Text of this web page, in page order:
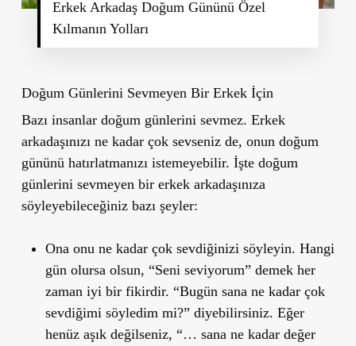
Erkek Arkadaş Doğum Gününü Özel
Kılmanın Yolları
Doğum Günlerini Sevmeyen Bir Erkek İçin
Bazı insanlar doğum günlerini sevmez. Erkek
arkadaşınızı ne kadar çok sevseniz de, onun doğum
gününü hatırlatmanızı istemeyebilir. İşte doğum
günlerini sevmeyen bir erkek arkadaşınıza
söyleyebileceğiniz bazı şeyler:
Ona onu ne kadar çok sevdiğinizi söyleyin. Hangi
gün olursa olsun, “Seni seviyorum” demek her
zaman iyi bir fikirdir. “Bugün sana ne kadar çok
sevdiğimi söyledim mi?” diyebilirsiniz. Eğer
henüz aşık değilseniz, “… sana ne kadar değer